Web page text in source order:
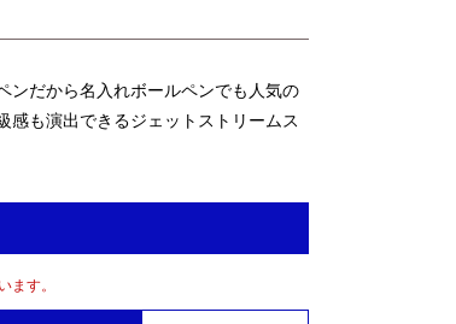
ンだから名入れボールペンでも人気の
感も演出できるジェットストリームス
ます。